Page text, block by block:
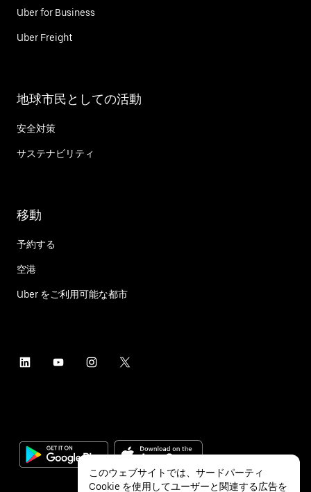
Uber for Business
Uber Freight
地球市民としての活動
安全対策
サステナビリティ
移動
予約する
空港
Uber をご利用可能な都市
このウェブサイトでは、サードパーティ
Cookie を使用してユーザーと関連する広告を